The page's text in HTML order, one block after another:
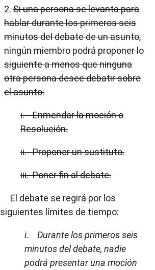
2. Si una persona se levanta para
hablar durante los primeros seis
minutos del debate de un asunto,
ningún miembro podrá proponer lo
siguiente a menos que ninguna
otra persona desee debatir sobre
el asunto:
i. Enmendar la moción o
Resolución.
ii. Proponer un sustituto.
iii. Poner fin al debate.
El debate se regirá por los
siguientes límites de tiempo:
i. Durante los primeros seis
minutos del debate, nadie
podrá presentar una moción